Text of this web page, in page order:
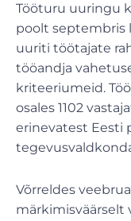
Tööturu uuringu
poolt septembris
uuriti töötajate
tööandja
kriteeriumeid.
osales 1102
erinevatest Eesti
Võrreldes
märkimisväärselt